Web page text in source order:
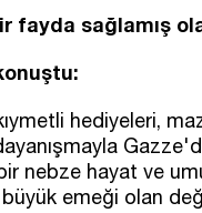
sağlamış
hediyeleri,
nebze hayat ve
emeği olan